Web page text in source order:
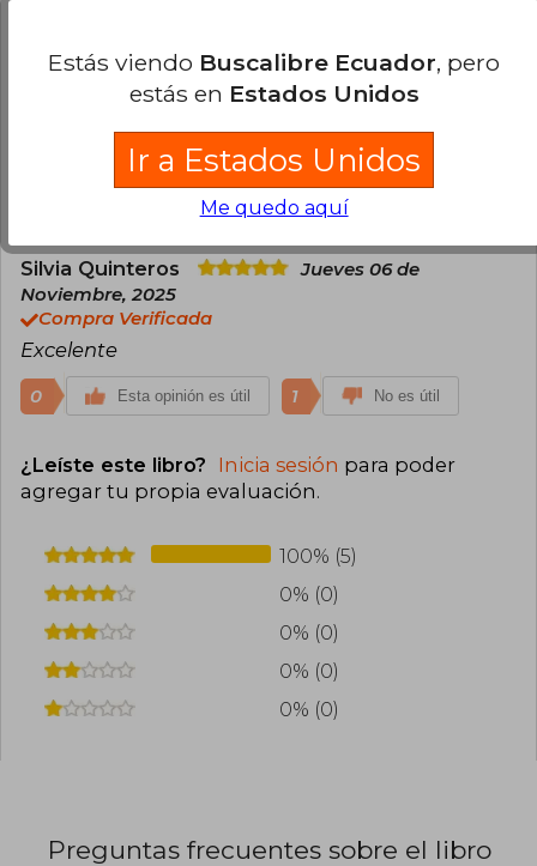
Es un muy buen libro y de gran calidad. Tiene una
excelente encuadernacion. Recomendable
comprar por buscalibre ya que llega sin problema
y antes de lo esperado
Esta opinión es útil 0
Silvia Quinteros
Jueves 06 de
Noviembre, 2025
Compra Verificada
Excelente
0 Esta opinión es útil 1 No es útil
¿Leíste este libro? Inicia sesión para poder
agregar tu propia evaluación.
100% (5)
0% (0)
0% (0)
0% (0)
0% (0)
Preguntas frecuentes sobre el libro
Estás viendo Buscalibre Ecuador, pero
estás en Estados Unidos
Ir a Estados Unidos
Me quedo aquí